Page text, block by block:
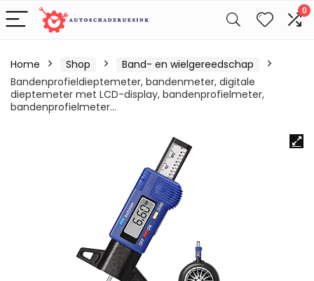
0
Home Shop
Band- en wielgereedschap
Bandenprofieldieptemeter, bandenmeter, digitale
dieptemeter met LCD-display, bandenprofielmeter,
bandenprofielmeter…